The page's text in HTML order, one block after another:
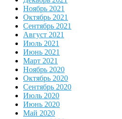
Ноябрь 2021
Октябрь 2021
Сентябрь 2021
Август 2021
Июль 2021
Июнь 2021
Март 2021
Ноябрь 2020
Октябрь 2020
Сентябрь 2020
Июль 2020
Июнь 2020
Май 2020